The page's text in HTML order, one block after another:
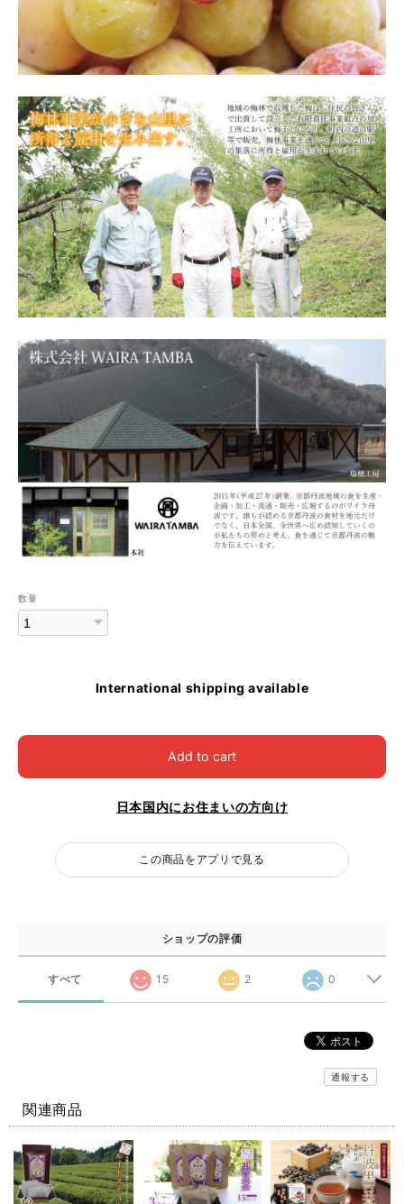
数量
International shipping available
Add to cart
日本国内にお住まいの方向け
この商品をアプリで見る
ショップの評価
すべて 15 2 0
通報する
関連商品